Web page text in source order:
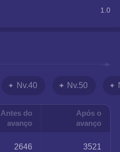
1.0
Nv.40 Nv.50
Antes do
avanço
Após o
avanço
2646 3521